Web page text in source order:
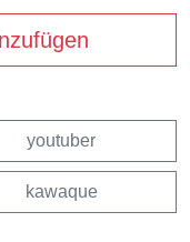
youtuber
kawaque